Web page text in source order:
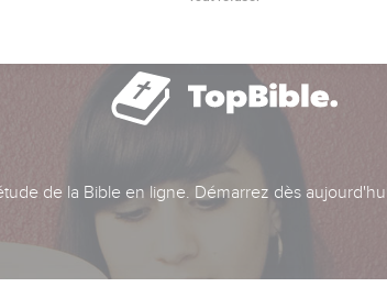
de la Bible en ligne. Démarrez dès